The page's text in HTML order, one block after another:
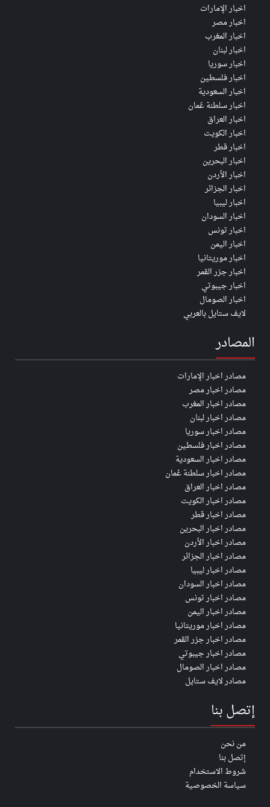
اخبار الإمارات
اخبار مصر
اخبار المغرب
اخبار لبنان
اخبار سوريا
اخبار فلسطين
اخبار السعودية
اخبار سلطنة عُمان
اخبار العراق
اخبار الكويت
اخبار قطر
اخبار البحرين
اخبار الأردن
اخبار الجزائر
اخبار ليبيا
اخبار السودان
اخبار تونس
اخبار اليمن
اخبار موريتانيا
اخبار جزر القمر
اخبار جيبوتي
اخبار الصومال
لايف ستايل بالعربي
المصادر
مصادر اخبار الإمارات
مصادر اخبار مصر
مصادر اخبار المغرب
مصادر اخبار لبنان
مصادر اخبار سوريا
مصادر اخبار فلسطين
مصادر اخبار السعودية
مصادر اخبار سلطنة عُمان
مصادر اخبار العراق
مصادر اخبار الكويت
مصادر اخبار قطر
مصادر اخبار البحرين
مصادر اخبار الأردن
مصادر اخبار الجزائر
مصادر اخبار ليبيا
مصادر اخبار السودان
مصادر اخبار تونس
مصادر اخبار اليمن
مصادر اخبار موريتانيا
مصادر اخبار جزر القمر
مصادر اخبار جيبوتي
مصادر اخبار الصومال
مصادر لايف ستايل
إتصل بنا
من نحن
إتصل بنا
شروط الاستخدام
سياسة الخصوصية